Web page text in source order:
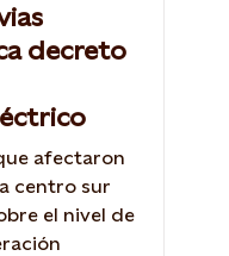
decreto
afectaron
centro sur
el nivel de